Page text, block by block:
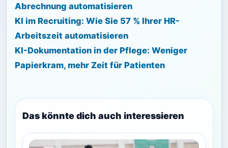
Abrechnung automatisieren
KI im Recruiting: Wie Sie 57 % Ihrer HR-
Arbeitszeit automatisieren
KI-Dokumentation in der Pflege: Weniger
Papierkram, mehr Zeit für Patienten
Das könnte dich auch interessieren